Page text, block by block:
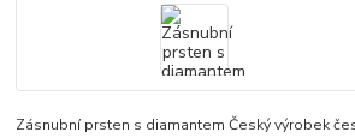
Zásnubní prsten s diamantem Český výrobek